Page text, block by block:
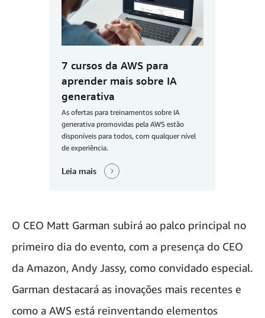
7 cursos da AWS para
aprender mais sobre IA
generativa
As ofertas para treinamentos sobre IA
generativa promovidas pela AWS estão
disponíveis para todos, com qualquer nível
de experiência.
Leia mais
O CEO Matt Garman subirá ao palco principal no
primeiro dia do evento, com a presença do CEO
da Amazon, Andy Jassy, como convidado especial.
Garman destacará as inovações mais recentes e
como a AWS está reinventando elementos